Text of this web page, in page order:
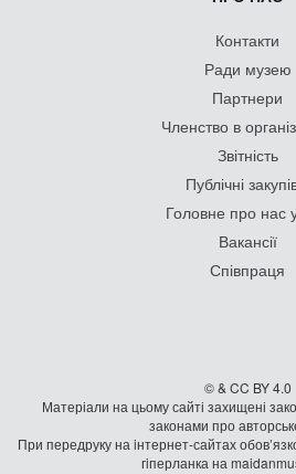
Контакти
Ради музею
Партнери
Членство в
Звітність
Публічні
Головне про нас
Вакансії
Співпраця
© & CC BY 4.0
Матеріали на цьому сайті захищені
законами про
При передруку на iнтернет-сайтах
гiперланка на